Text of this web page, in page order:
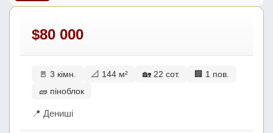
$80 000
🚪 3 кімн. 📐 144 м² 🏡 22 сот.
🏢 1 пов.
🧱 піноблок
📍 Дениші